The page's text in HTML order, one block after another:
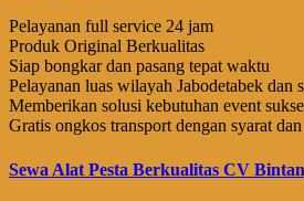
Pelayanan full service 24 jam
Produk Original Berkualitas
Siap bongkar dan pasang tepat waktu
Pelayanan luas wilayah Jabodetabek dan
Memberikan solusi kebutuhan event
Gratis ongkos transport dengan syarat
Sewa Alat Pesta Berkualitas CV